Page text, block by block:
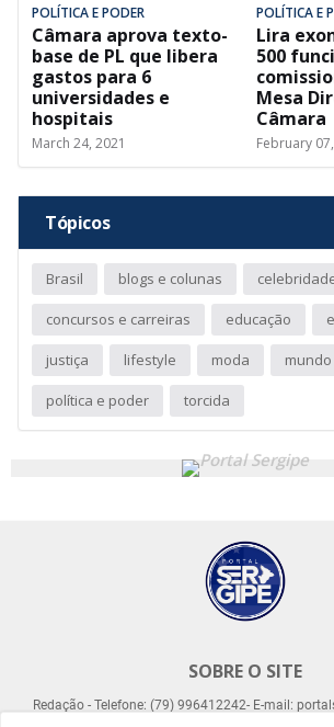
POLÍTICA E PODER
Câmara aprova texto-
base de PL que libera
gastos para 6
universidades e
hospitais
March 24, 2021
POLÍTICA E
Lira
500
Mesa
Câmara
February
Tópicos
Brasil blogs e colunas
concursos e carreiras educação
justiça lifestyle moda mundo
política e poder torcida
SOBRE O SITE
Redação - Telefone: (79) 996412242- E-mail: